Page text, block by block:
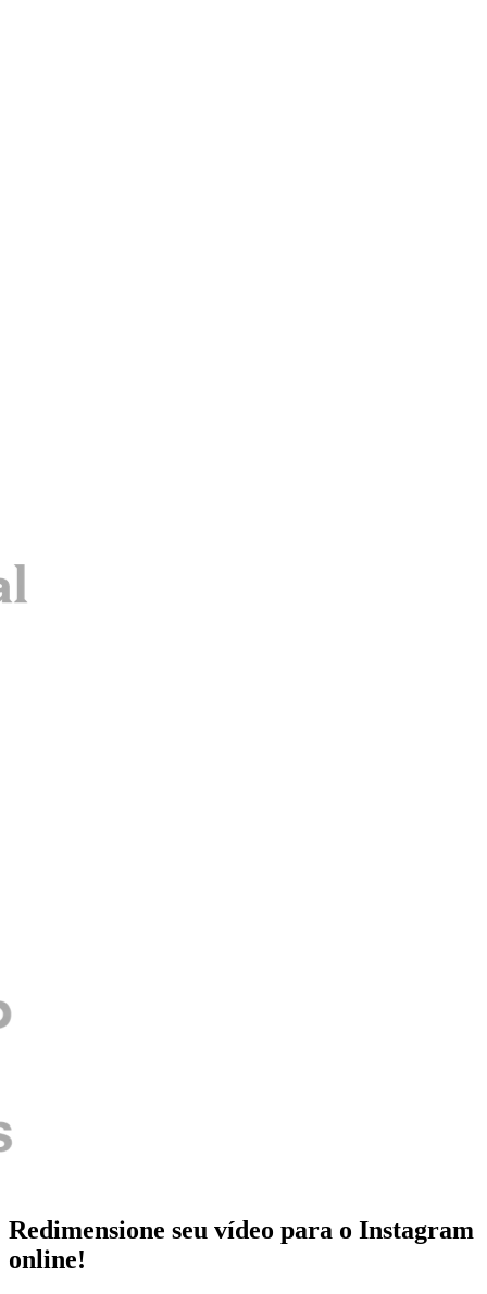
Redimensione seu vídeo para o Instagram
online!